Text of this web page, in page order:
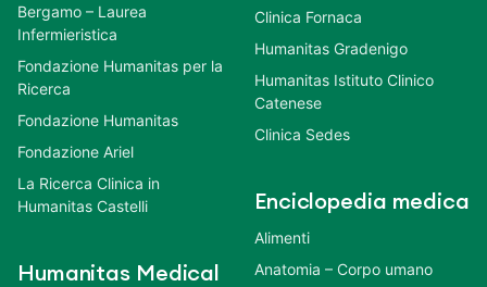
Bergamo – Laurea
Infermieristica
Fondazione Humanitas per la
Ricerca
Fondazione Humanitas
Fondazione Ariel
La Ricerca Clinica in
Humanitas Castelli
Humanitas Medical
Clinica Fornaca
Humanitas Gradenigo
Humanitas Istituto Clinico
Catenese
Clinica Sedes
Enciclopedia medica
Alimenti
Anatomia – Corpo umano